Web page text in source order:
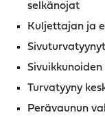
selkänojat
Kuljettajan ja
Turvatyyny
Perävaunun